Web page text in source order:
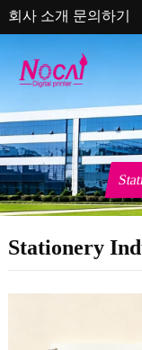
회사 소개 문의하기
Stationery